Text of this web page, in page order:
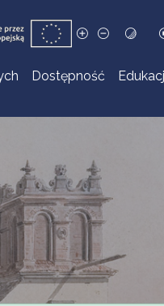
Dostępność